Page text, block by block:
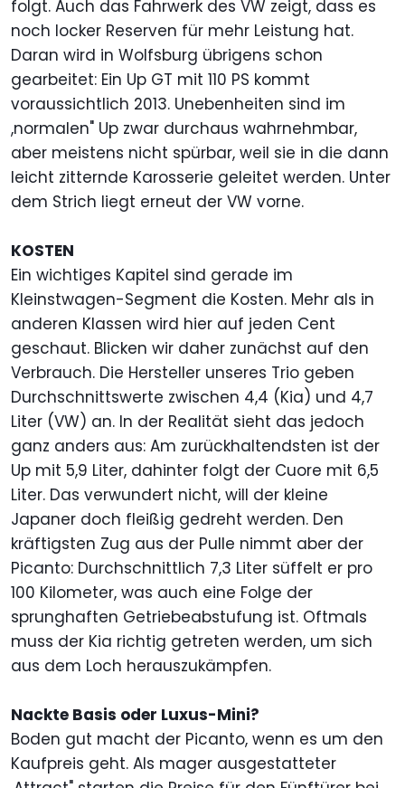
folgt. Auch das Fahrwerk des VW zeigt, dass es
noch locker Reserven für mehr Leistung hat.
Daran wird in Wolfsburg übrigens schon
gearbeitet: Ein Up GT mit 110 PS kommt
voraussichtlich 2013. Unebenheiten sind im
,normalen" Up zwar durchaus wahrnehmbar,
aber meistens nicht spürbar, weil sie in die dann
leicht zitternde Karosserie geleitet werden. Unter
dem Strich liegt erneut der VW vorne.
KOSTEN
Ein wichtiges Kapitel sind gerade im
Kleinstwagen-Segment die Kosten. Mehr als in
anderen Klassen wird hier auf jeden Cent
geschaut. Blicken wir daher zunächst auf den
Verbrauch. Die Hersteller unseres Trio geben
Durchschnittswerte zwischen 4,4 (Kia) und 4,7
Liter (VW) an. In der Realität sieht das jedoch
ganz anders aus: Am zurückhaltendsten ist der
Up mit 5,9 Liter, dahinter folgt der Cuore mit 6,5
Liter. Das verwundert nicht, will der kleine
Japaner doch fleißig gedreht werden. Den
kräftigsten Zug aus der Pulle nimmt aber der
Picanto: Durchschnittlich 7,3 Liter süffelt er pro
100 Kilometer, was auch eine Folge der
sprunghaften Getriebeabstufung ist. Oftmals
muss der Kia richtig getreten werden, um sich
aus dem Loch herauszukämpfen.
Nackte Basis oder Luxus-Mini?
Boden gut macht der Picanto, wenn es um den
Kaufpreis geht. Als mager ausgestatteter